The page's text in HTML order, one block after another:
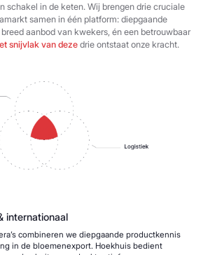
schakel in de keten. Wij brengen drie cruciale
samen in één platform: diepgaande
aanbod van kwekers, én een betrouwbaar
snijvlak van deze drie ontstaat onze kracht.
internationaal
combineren we diepgaande productkennis
in de bloemenexport. Hoekhuis bedient